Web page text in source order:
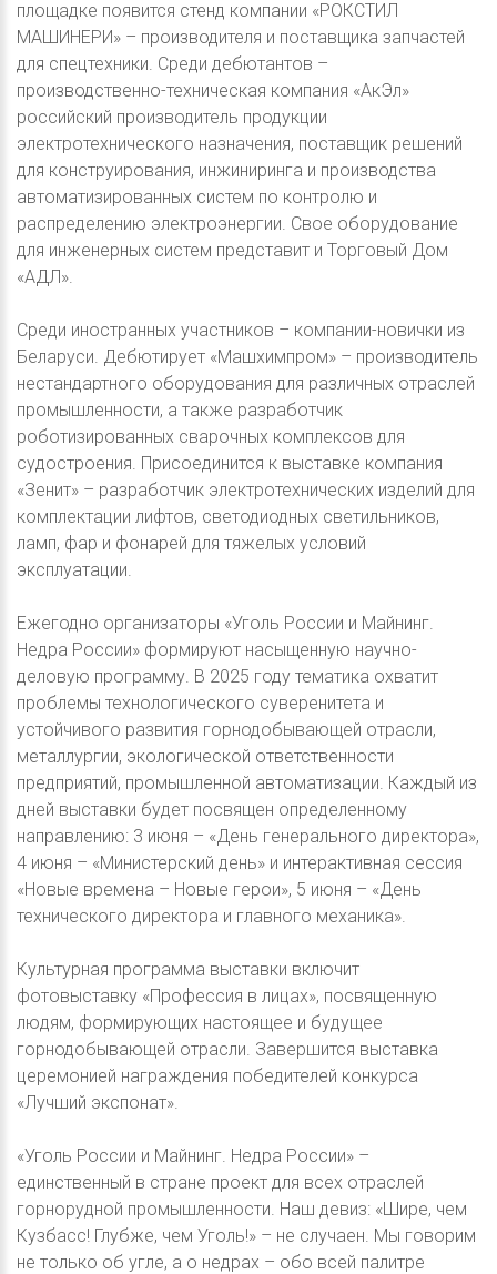
площадке появится стенд компании «РОКСТИЛ
МАШИНЕРИ» – производителя и поставщика запчастей
для спецтехники. Среди дебютантов –
производственно-техническая компания «АкЭл»
российский производитель продукции
электротехнического назначения, поставщик решений
для конструирования, инжиниринга и производства
автоматизированных систем по контролю и
распределению электроэнергии. Свое оборудование
для инженерных систем представит и Торговый Дом
«АДЛ».
Среди иностранных участников – компании-новички из
Беларуси. Дебютирует «Машхимпром» – производитель
нестандартного оборудования для различных отраслей
промышленности, а также разработчик
роботизированных сварочных комплексов для
судостроения. Присоединится к выставке компания
«Зенит» – разработчик электротехнических изделий для
комплектации лифтов, светодиодных светильников,
ламп, фар и фонарей для тяжелых условий
эксплуатации.
Ежегодно организаторы «Уголь России и Майнинг.
Недра России» формируют насыщенную научно-
деловую программу. В 2025 году тематика охватит
проблемы технологического суверенитета и
устойчивого развития горнодобывающей отрасли,
металлургии, экологической ответственности
предприятий, промышленной автоматизации. Каждый из
дней выставки будет посвящен определенному
направлению: 3 июня – «День генерального директора»,
4 июня – «Министерский день» и интерактивная сессия
«Новые времена – Новые герои», 5 июня – «День
технического директора и главного механика».
Культурная программа выставки включит
фотовыставку «Профессия в лицах», посвященную
людям, формирующих настоящее и будущее
горнодобывающей отрасли. Завершится выставка
церемонией награждения победителей конкурса
«Лучший экспонат».
«Уголь России и Майнинг. Недра России» –
единственный в стране проект для всех отраслей
горнорудной промышленности. Наш девиз: «Шире, чем
Кузбасс! Глубже, чем Уголь!» – не случаен. Мы говорим
не только об угле, а о недрах – обо всей палитре